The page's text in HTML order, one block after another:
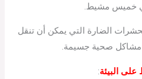
خميس مشيط.
الضارة التي يمكن أن تنقل
مشاكل صحية جسيمة.
على البيئة: